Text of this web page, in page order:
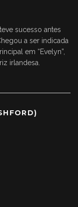
sucesso antes
a ser indicada
em “Evelyn”,
irlandesa.